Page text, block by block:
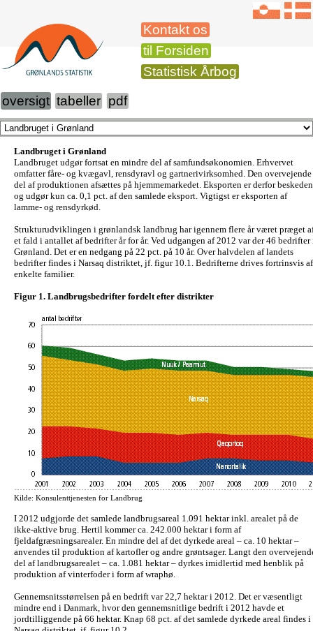
Kontakt os
til Forsiden
Statistisk Årbog
oversigt tabeller pdf